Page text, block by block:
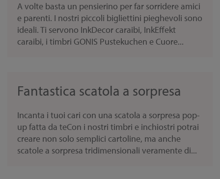
A volte basta un pensierino per far sorridere amici
e parenti. I nostri piccoli bigliettini pieghevoli sono
ideali. Ti servono InkDecor caraibi, InkEffekt
caraibi, i timbri GONIS Pustekuchen e Cuore...
Fantastica scatola a sorpresa
Incanta i tuoi cari con una scatola a sorpresa pop-
up fatta da teCon i nostri timbri e inchiostri potrai
creare non solo semplici cartoline, ma anche
scatole a sorpresa tridimensionali veramente di...